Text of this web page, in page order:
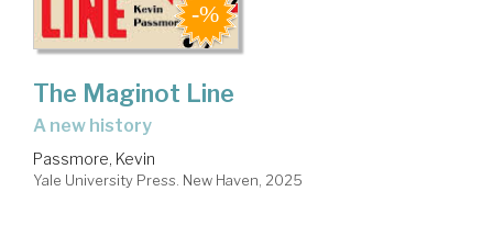
The Maginot Line
a new history
Passmore, Kevin
Yale University Press. New Haven, 2025